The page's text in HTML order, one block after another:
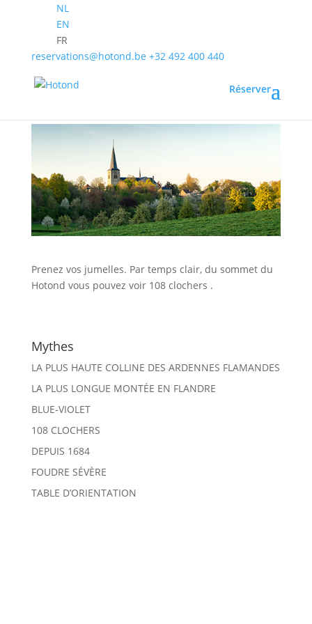
NL
EN
FR
reservations@hotond.be +32 492 400 440
Réserver
Prenez vos jumelles. Par temps clair, du sommet du
Hotond vous pouvez voir 108 clochers .
Mythes
LA PLUS HAUTE COLLINE DES ARDENNES FLAMANDES
LA PLUS LONGUE MONTÉE EN FLANDRE
BLUE-VIOLET
108 CLOCHERS
DEPUIS 1684
FOUDRE SÉVÈRE
TABLE D’ORIENTATION